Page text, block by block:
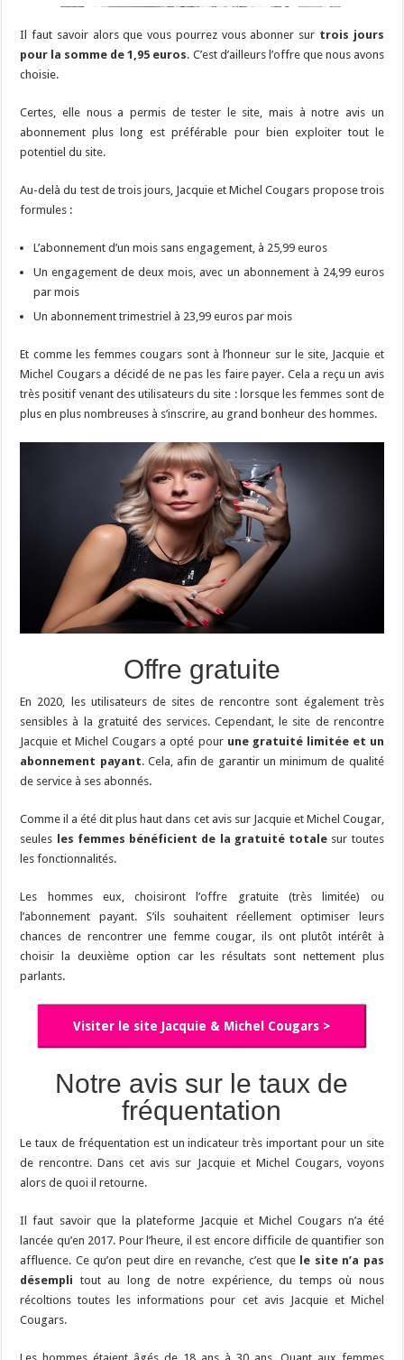
Il faut savoir alors que vous pourrez vous abonner sur trois jours
pour la somme de 1,95 euros. C’est d’ailleurs l’offre que nous avons
choisie.
Certes, elle nous a permis de tester le site, mais à notre avis un
abonnement plus long est préférable pour bien exploiter tout le
potentiel du site.
Au-delà du test de trois jours, Jacquie et Michel Cougars propose trois
formules :
L’abonnement d’un mois sans engagement, à 25,99 euros
Un engagement de deux mois, avec un abonnement à 24,99 euros
par mois
Un abonnement trimestriel à 23,99 euros par mois
Et comme les femmes cougars sont à l’honneur sur le site, Jacquie et
Michel Cougars a décidé de ne pas les faire payer. Cela a reçu un avis
très positif venant des utilisateurs du site : lorsque les femmes sont de
plus en plus nombreuses à s’inscrire, au grand bonheur des hommes.
Offre gratuite
En 2020, les utilisateurs de sites de rencontre sont également très
sensibles à la gratuité des services. Cependant, le site de rencontre
Jacquie et Michel Cougars a opté pour une gratuité limitée et un
abonnement payant. Cela, afin de garantir un minimum de qualité
de service à ses abonnés.
Comme il a été dit plus haut dans cet avis sur Jacquie et Michel Cougar,
seules
les femmes bénéficient de la gratuité totale sur toutes
les fonctionnalités.
Les hommes eux, choisiront l’offre gratuite (très limitée) ou
l’abonnement payant. S’ils souhaitent réellement optimiser leurs
chances de rencontrer une femme cougar, ils ont plutôt intérêt à
choisir la deuxième option car les résultats sont nettement plus
parlants.
Visiter le site Jacquie & Michel Cougars >
Notre avis sur le taux de
fréquentation
Le taux de fréquentation est un indicateur très important pour un site
de rencontre. Dans cet avis sur Jacquie et Michel Cougars, voyons
alors de quoi il retourne.
Il faut savoir que la plateforme Jacquie et Michel Cougars n’a été
lancée qu’en 2017. Pour l’heure, il est encore difficile de quantifier son
affluence. Ce qu’on peut dire en revanche, c’est que le site n’a pas
désempli tout au long de notre expérience, du temps où nous
récoltions toutes les informations pour cet avis Jacquie et Michel
Cougars.